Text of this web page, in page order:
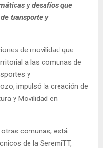
y desafíos que
transporte y
de movilidad que
a las comunas de
y
impulsó la creación de
y Movilidad en
otras comunas, está
de la SeremiTT,